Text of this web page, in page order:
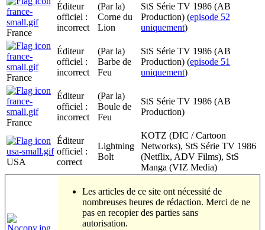
France
Éditeur
officiel :
incorrect
(Par la)
Corne du
Lion
StS Série TV 1986 (AB
Production) (episode 52
uniquement)
France
Éditeur
officiel :
incorrect
(Par la)
Barbe de
Feu
StS Série TV 1986 (AB
Production) (episode 51
uniquement)
France
Éditeur
officiel :
incorrect
(Par la)
Boule de
Feu
StS Série TV 1986 (AB
Production)
USA
Éditeur
officiel :
correct
Lightning
Bolt
KOTZ (DIC / Cartoon
Networks), StS Série TV 1986
(Netflix, ADV Films), StS
Manga (VIZ Media)
Les articles de ce site ont nécessité de
nombreuses heures de rédaction. Merci de ne
pas en recopier des parties sans
autorisation.